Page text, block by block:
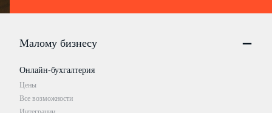
Малому бизнесу
Онлайн-бухгалтерия
Цены
Все возможности